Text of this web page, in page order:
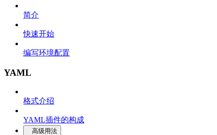
简介
快速开始
编写环境配置
YAML
格式介绍
YAML插件的构成
高级用法